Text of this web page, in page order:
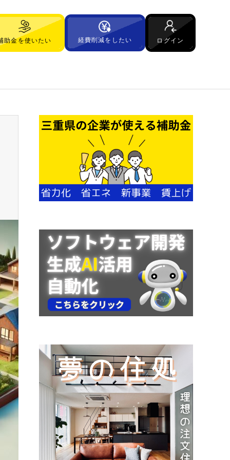
助金を使いたい 経費削減をしたい ログイン